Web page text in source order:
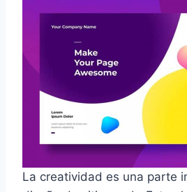
La creatividad es una parte